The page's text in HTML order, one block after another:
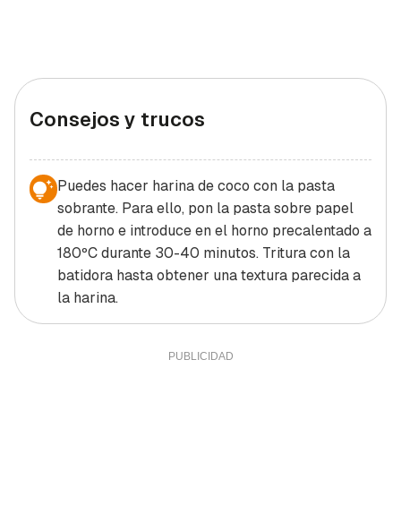
Consejos y trucos
Puedes hacer harina de coco con la pasta
sobrante. Para ello, pon la pasta sobre papel
de horno e introduce en el horno precalentado a
180ºC durante 30-40 minutos. Tritura con la
batidora hasta obtener una textura parecida a
la harina.